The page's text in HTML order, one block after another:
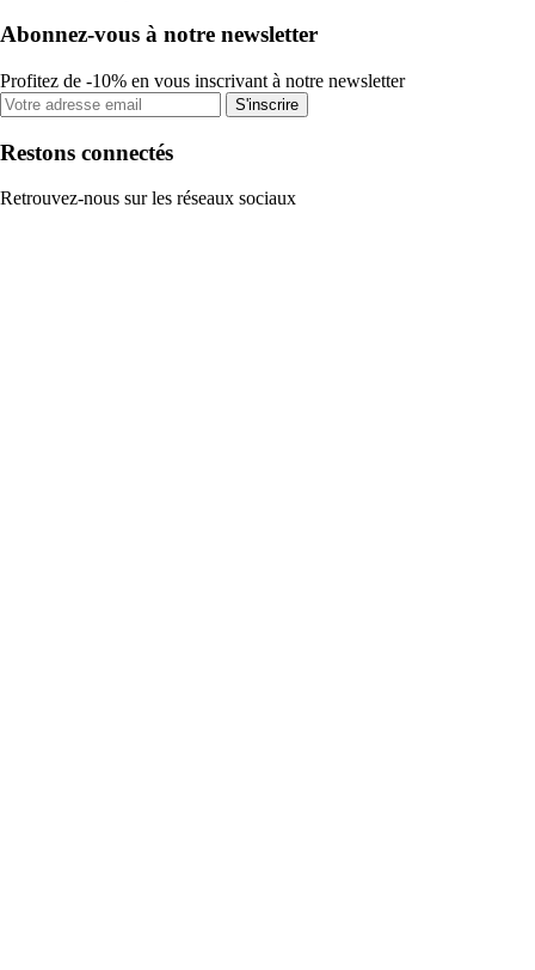
Abonnez-vous à notre newsletter
Profitez de -10% en vous inscrivant à notre newsletter
S'inscrire
Restons connectés
Retrouvez-nous sur les réseaux sociaux